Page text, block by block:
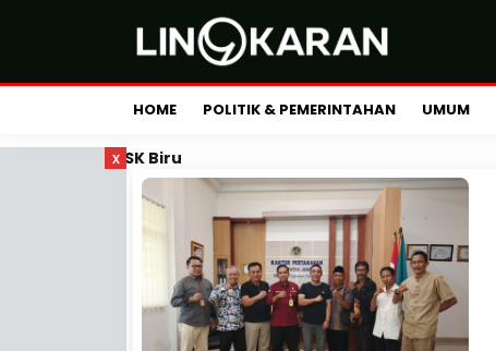
HOME POLITIK & PEMERINTAHAN UMUM
x SK Biru